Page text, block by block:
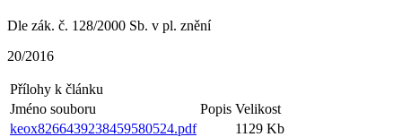
Dle zák. č. 128/2000 Sb. v pl. znění
20/2016
Přílohy k článku
Jméno souboru
Popis Velikost
keox8266439238459580524.pdf
1129 Kb